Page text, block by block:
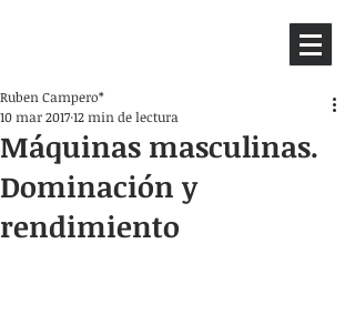
Máquinas masculinas.
Dominación y
rendimiento
Ruben Campero*
10 mar 201712 min de lectura